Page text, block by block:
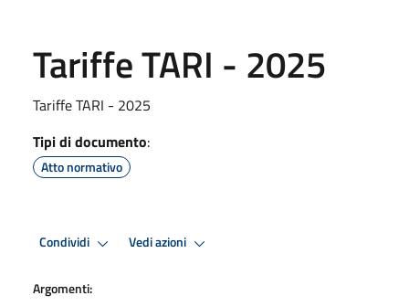
Tariffe TARI - 2025
Tariffe TARI - 2025
Tipi di documento:
Atto normativo
Condividi Vedi azioni
Argomenti: